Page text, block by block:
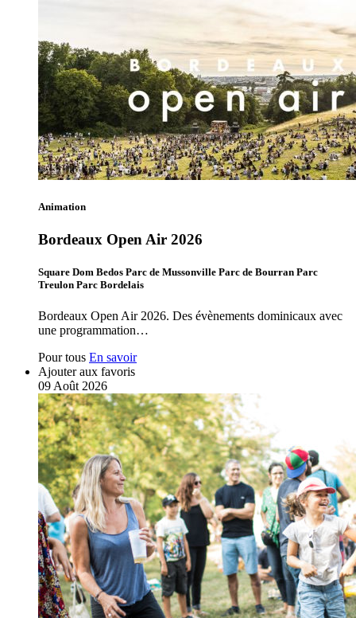
Animation
Bordeaux Open Air 2026
Square Dom Bedos Parc de Mussonville Parc de Bourran Parc
Treulon Parc Bordelais
Bordeaux Open Air 2026. Des évènements dominicaux avec
une programmation…
Pour tous En savoir
Ajouter aux favoris
09 Août 2026